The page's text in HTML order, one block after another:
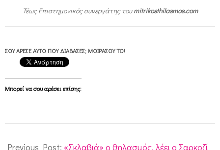
Τέως Επιστημονικός συνεργάτης τουmitrikosthilasmos.com
ΣΟΥ ΆΡΕΣΕ ΑΥΤΌ ΠΟΥ ΔΙΆΒΑΣΕΣ; ΜΟΙΡΆΣΟΥ ΤΟ!
Μπορεί να σου αρέσει επίσης:
11-
Previous Post: «Σκλαβιά» ο θηλασμός, λέει ο Σαρκοζί